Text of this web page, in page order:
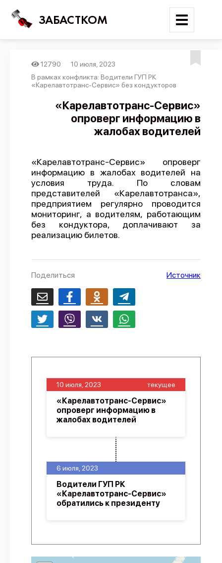
ЗАБАСТКОМ
Войти
Поиск
Новости
Карта событий
Отчеты
Предложить публикацию
Справочник
API
О проекте
12790
10 июля, 2023
В рамках конфликта: Водители ГУП РК
«Карелавтотранс-Сервис» без кондукторов
«Карелавтотранс-Сервис»
опроверг информацию в
жалобах водителей
«Карелавтотранс-Сервис» опроверг
информацию в жалобах водителей на
условия труда. По словам
представителей «Карелавтотранса»,
предприятием регулярно проводится
мониторинг, а водителям, работающим
без кондуктора, доплачивают за
реализацию билетов.
Поделиться Источник
6 июля, 2023
Водители ГУП РК
«Карелавтотранс-Сервис»
обратились к президенту
10 июля, 2023 текущее
«Карелавтотранс-Сервис»
опроверг информацию в
жалобах водителей